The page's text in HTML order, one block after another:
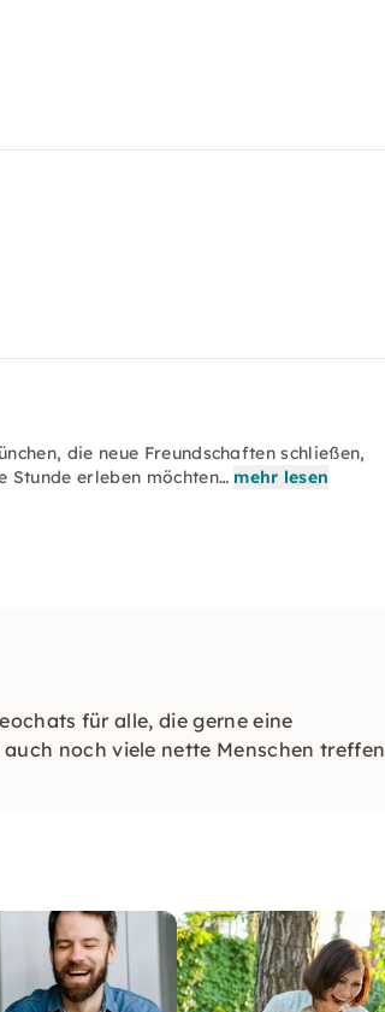
die neue Freundschaften schließen,
Stunde erleben möchten… mehr lesen
für alle, die gerne eine
noch viele nette Menschen treffen